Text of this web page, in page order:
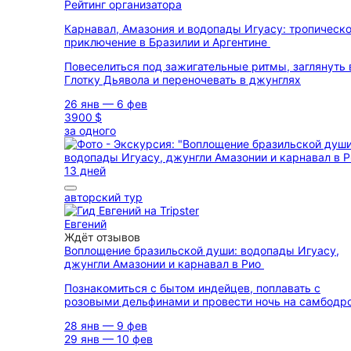
Рейтинг организатора
Карнавал, Амазония и водопады Игуасу:
приключение в Бразилии и Аргентине
Повеселиться под зажигательные ритмы, заглянуть
Глотку Дьявола и переночевать в джунглях
26 янв — 6 фев
3900 $
за одного
13 дней
авторский тур
Евгений
Ждёт отзывов
Воплощение бразильской души: водопады Игуасу,
джунгли Амазонии и карнавал в Рио
Познакомиться с бытом индейцев, поплавать с
розовыми дельфинами и провести ночь на
28 янв — 9 фев
29 янв — 10 фев